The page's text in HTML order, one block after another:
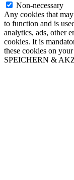
Non-necessary
Any cookies that
to function and is
analytics, ads, other
cookies. It is
these cookies on
SPEICHERN &